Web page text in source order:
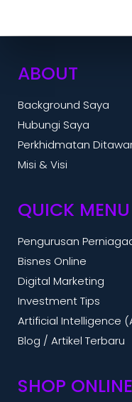
ABOUT
Background Saya
Hubungi Saya
Perkhidmatan
Misi & Visi
QUICK MENU
Pengurusan
Bisnes Online
Digital Marketing
Investment Tips
Artificial Intelligence
Blog / Artikel Terbaru
SHOP ONLINE